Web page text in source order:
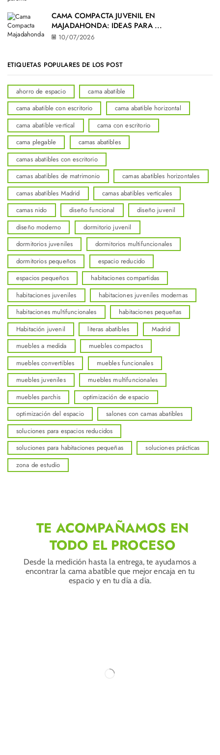
CAMA COMPACTA JUVENIL EN
MAJADAHONDA: IDEAS PARA ...
10/07/2026
ETIQUETAS POPULARES DE LOS POST
ahorro de espacio
cama abatible
cama abatible con escritorio
cama abatible horizontal
cama abatible vertical
cama con escritorio
cama plegable
camas abatibles
camas abatibles con escritorio
camas abatibles de matrimonio
camas abatibles horizontales
camas abatibles Madrid
camas abatibles verticales
camas nido
diseño funcional
diseño juvenil
diseño moderno
dormitorio juvenil
dormitorios juveniles
dormitorios multifuncionales
dormitorios pequeños
espacio reducido
espacios pequeños
habitaciones compartidas
habitaciones juveniles
habitaciones juveniles modernas
habitaciones multifuncionales
habitaciones pequeñas
Habitación juvenil
literas abatibles
Madrid
muebles a medida
muebles compactos
muebles convertibles
muebles funcionales
muebles juveniles
muebles multifuncionales
muebles parchis
optimización de espacio
optimización del espacio
salones con camas abatibles
soluciones para espacios reducidos
soluciones para habitaciones pequeñas
soluciones prácticas
zona de estudio
TE ACOMPAÑAMOS EN
TODO EL PROCESO
Desde la medición hasta la entrega, te ayudamos a
encontrar la cama abatible que mejor encaja en tu
espacio y en tu día a día.